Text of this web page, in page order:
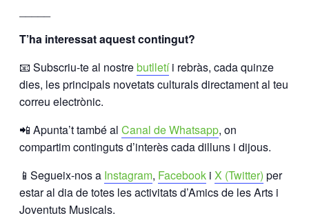
T’ha interessat aquest contingut?
📧 Subscriu-te al nostrebutlletíi rebràs, cada quinze
dies, les principals novetats culturals directament al teu
correu electrònic.
📲 Apunta’t també al Canal de Whatsapp, on
compartim continguts d’interès cada dilluns i dijous.
📱Segueix-nos a Instagram, Facebook i X (Twitter) per
estar al dia de totes les activitats d’Amics de les Arts i
Joventuts Musicals.